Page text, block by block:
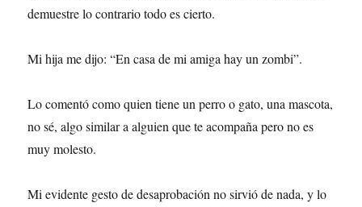
demuestre lo contrario todo es cierto.
Mi hija me dijo: “En casa de mi amiga hay un zombi”.
Lo comentó como quien tiene un perro o gato, una mascota,
no sé, algo similar a alguien que te acompaña pero no es
muy molesto.
Mi evidente gesto de desaprobación no sirvió de nada, y lo